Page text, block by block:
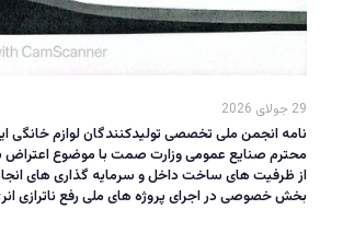
29 جولای 2026
نامه انجمن ملی تخصصی تولیدکنندگان لوازم خانگی
محترم صنایع عمومی وزارت صمت با موضوع اعتراض
از ظرفیت های ساخت داخل و سرمایه گذاری های
بخش خصوصی در اجرای پروژه های ملی رفع ناترازی